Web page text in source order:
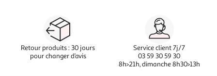
Retour produits : 30 jours
pour changer d’avis
Service client 7j/7
03 59 30 59 30
8h>21h, dimanche 8h30>13h